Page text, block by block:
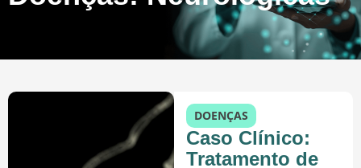
DOENÇAS
Caso Clínico:
Tratamento de